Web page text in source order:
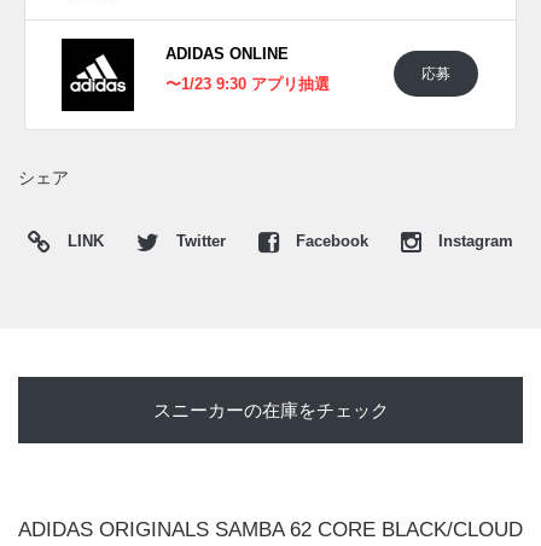
ADIDAS ONLINE
〜1/23 9:30 アプリ抽選
応募
シェア
LINK Twitter Facebook Instagram
スニーカーの在庫をチェック
ADIDAS ORIGINALS SAMBA 62 CORE BLACK/CLOUD